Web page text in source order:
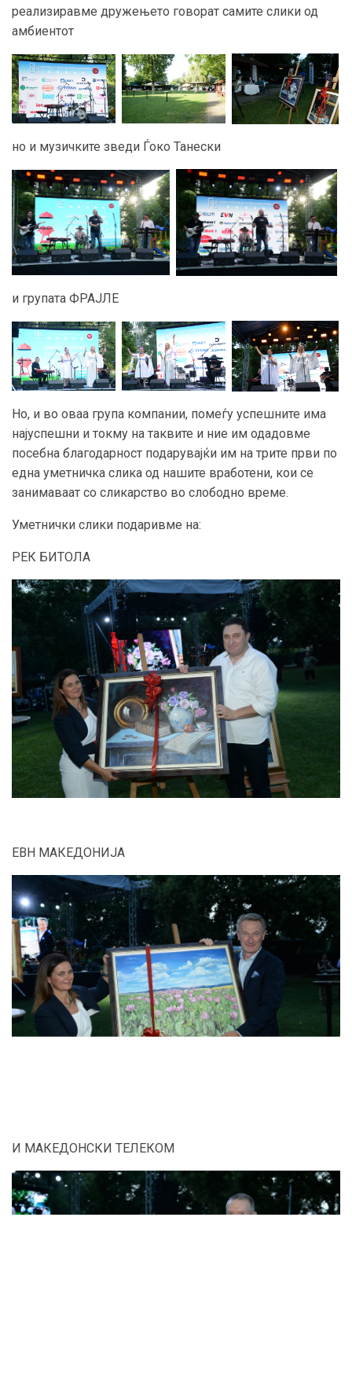
реализиравме дружењето говорат самите слики од
амбиентот
но и музичките зведи Ѓоко Танески
и групата ФРАЈЛЕ
Но, и во оваа група компании, помеѓу успешните има
најуспешни и токму на таквите и ние им одадовме
посебна благодарност подарувајќи им на трите први по
една уметничка слика од нашите вработени, кои се
занимаваат со сликарство во слободно време.
Уметнички слики подаривме на:
РЕК БИТОЛА
ЕВН МАКЕДОНИЈА
И МАКЕДОНСКИ ТЕЛЕКОМ